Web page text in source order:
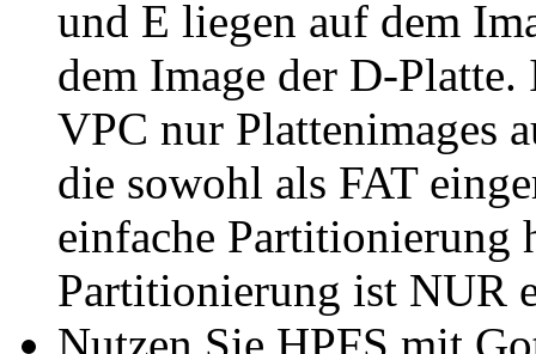
und E liegen auf dem
dem Image der D-
VPC nur Plattenimages
die sowohl als FAT
einfache Partitionierung
Partitionierung ist NUR
Nutzen Sie HPFS mit